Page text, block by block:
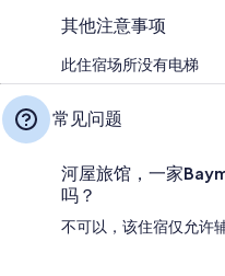
其他注意事项
此住宿场所没有电梯
常见问题
河屋旅馆，一家
吗？
不可以，该住宿仅允许